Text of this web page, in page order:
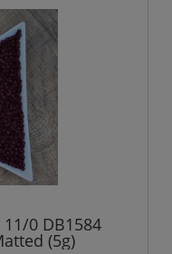
0 DB1584
(5g)